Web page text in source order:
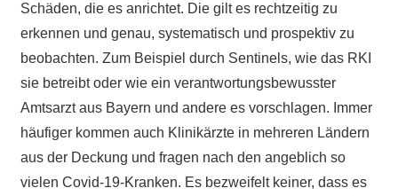
Schäden, die es anrichtet. Die gilt es rechtzeitig zu
erkennen und genau, systematisch und prospektiv zu
beobachten. Zum Beispiel durch Sentinels, wie das RKI
sie betreibt oder wie ein verantwortungsbewusster
Amtsarzt aus Bayern und andere es vorschlagen. Immer
häufiger kommen auch Klinikärzte in mehreren Ländern
aus der Deckung und fragen nach den angeblich so
vielen Covid-19-Kranken. Es bezweifelt keiner, dass es